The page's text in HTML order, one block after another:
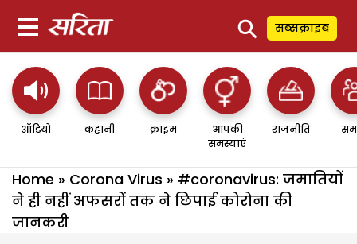
⚲ सब्सक्राइब
ऑडियो कहानी क्राइम
आपकी
समस्याएं
राजनीति
Home » Corona Virus » #coronavirus: जमातियों
ने ही नहीं अफसरों तक ने छिपाई कोरोना की
जानकरी